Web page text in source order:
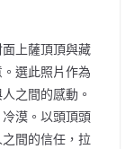
上薩頂頂與藏
選此照片作為
之間的感動。
漠。以頭頂頭
間的信任，拉